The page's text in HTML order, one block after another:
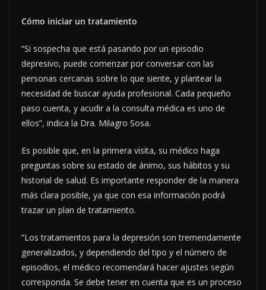
Cómo iniciar un tratamiento
“Si sospecha que está pasando por un episodio
depresivo, puede comenzar por conversar con las
personas cercanas sobre lo que siente, y plantear la
necesidad de buscar ayuda profesional. Cada pequeño
paso cuenta, y acudir a la consulta médica es uno de
ellos”, indica la Dra. Milagro Sosa.
Es posible que, en la primera visita, su médico haga
preguntas sobre su estado de ánimo, sus hábitos y su
historial de salud. Es importante responder de la manera
más clara posible, ya que con esa información podrá
trazar un plan de tratamiento.
“Los tratamientos para la depresión son tremendamente
generalizados, y dependiendo del tipo y el número de
episodios, el médico recomendará hacer ajustes según
corresponda. Se debe tener en cuenta que es un proceso